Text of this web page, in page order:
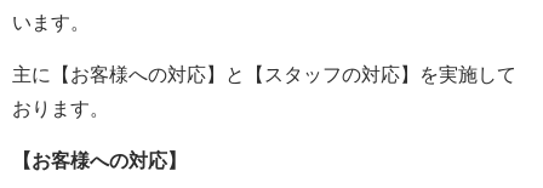
います。
主に【お客様への対応】と【スタッフの対応】を実施して
おります。
【お客様への対応】